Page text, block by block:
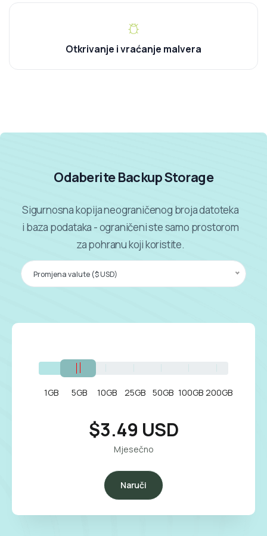
Otkrivanje i vraćanje malvera
Odaberite Backup Storage
Sigurnosna kopija neograničenog broja datoteka
i baza podataka - ograničeni ste samo prostorom
za pohranu koji koristite.
Promjena valute ($ USD)
1GB 5GB 10GB 25GB 50GB 100GB 200GB
$3.49 USD
Mjesečno
Naruči